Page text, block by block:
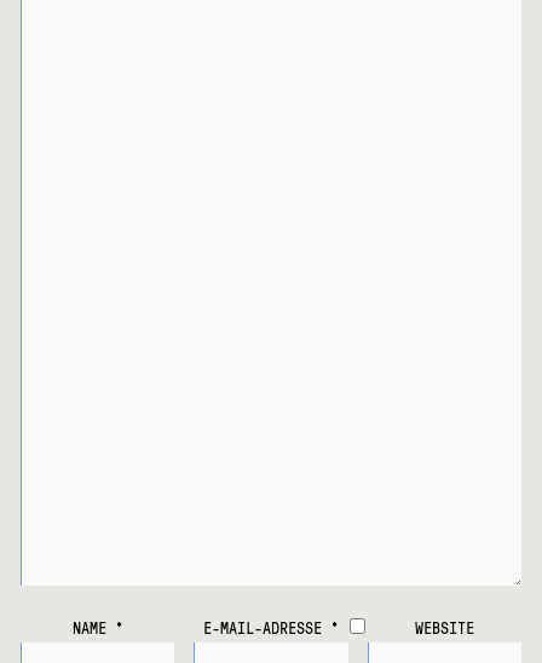
NAME * E-MAIL-ADRESSE * WEBSITE